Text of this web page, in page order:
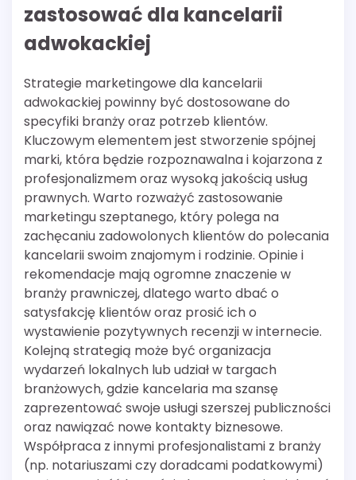
zastosować dla kancelarii
adwokackiej
Strategie marketingowe dla kancelarii
adwokackiej powinny być dostosowane do
specyfiki branży oraz potrzeb klientów.
Kluczowym elementem jest stworzenie spójnej
marki, która będzie rozpoznawalna i kojarzona z
profesjonalizmem oraz wysoką jakością usług
prawnych. Warto rozważyć zastosowanie
marketingu szeptanego, który polega na
zachęcaniu zadowolonych klientów do polecania
kancelarii swoim znajomym i rodzinie. Opinie i
rekomendacje mają ogromne znaczenie w
branży prawniczej, dlatego warto dbać o
satysfakcję klientów oraz prosić ich o
wystawienie pozytywnych recenzji w internecie.
Kolejną strategią może być organizacja
wydarzeń lokalnych lub udział w targach
branżowych, gdzie kancelaria ma szansę
zaprezentować swoje usługi szerszej publiczności
oraz nawiązać nowe kontakty biznesowe.
Współpraca z innymi profesjonalistami z branży
(np. notariuszami czy doradcami podatkowymi)